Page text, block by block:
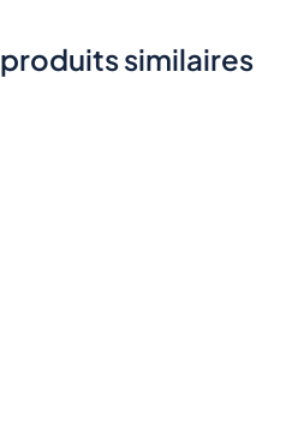
similaires